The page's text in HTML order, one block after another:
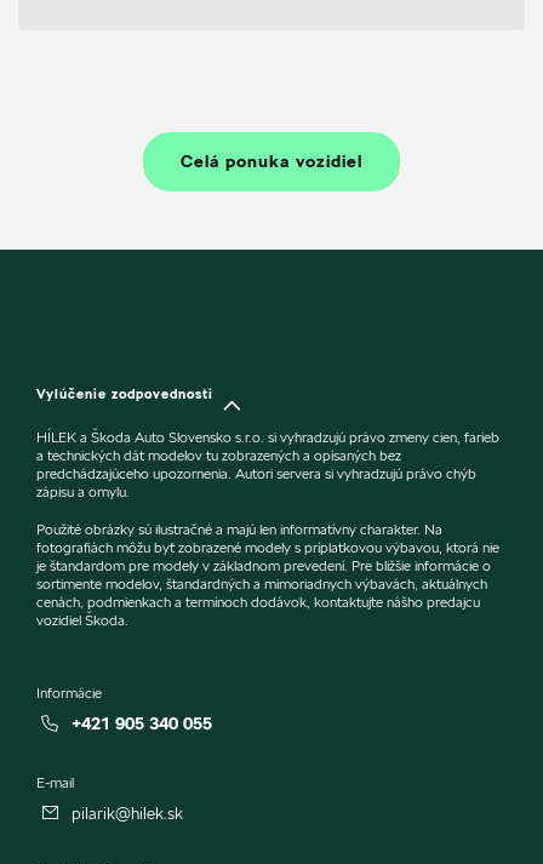
Celá ponuka vozidiel
Vylúčenie zodpovednosti
HÍLEK a Škoda Auto Slovensko s.r.o. si vyhradzujú právo zmeny cien, farieb
a technických dát modelov tu zobrazených a opísaných bez
predchádzajúceho upozornenia. Autori servera si vyhradzujú právo chýb
zápisu a omylu.
Použité obrázky sú ilustračné a majú len informatívny charakter. Na
fotografiách môžu byť zobrazené modely s príplatkovou výbavou, ktorá nie
je štandardom pre modely v základnom prevedení. Pre bližšie informácie o
sortimente modelov, štandardných a mimoriadnych výbavách, aktuálnych
cenách, podmienkach a termínoch dodávok, kontaktujte nášho predajcu
vozidiel Škoda.
Informácie
+421 905 340 055
E-mail
pilarik@hilek.sk